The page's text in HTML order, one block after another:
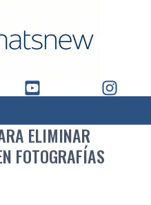
ELIMINAR
FOTOGRAFÍ­AS